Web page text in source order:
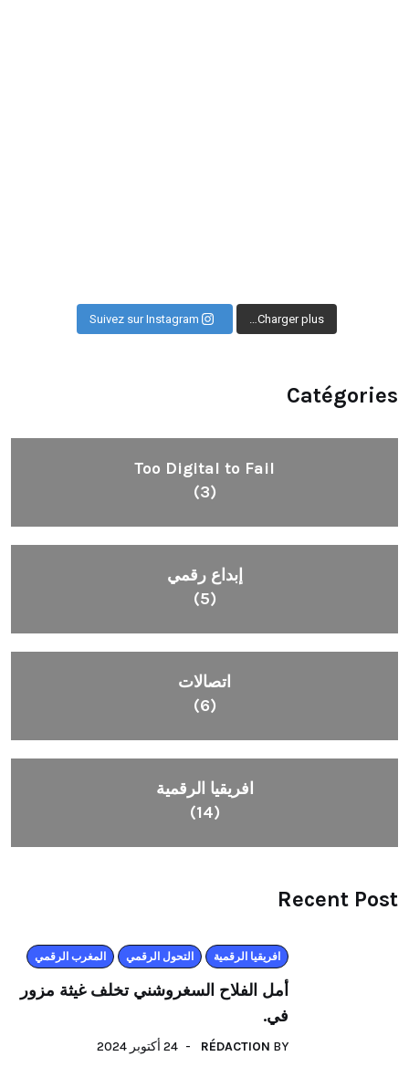
Charger plus…
Suivez sur Instagram
Catégories
Too Digital to Fail
(3)
إبداع رقمي
(5)
اتصالات
(6)
افريقيا الرقمية
(14)
Recent Post
افريقيا الرقمية التحول الرقمي المغرب الرقمي
أمل الفلاح السغروشني تخلف غيثة مزور
في.
BY
RÉDACTION 24 أكتوبر 2024